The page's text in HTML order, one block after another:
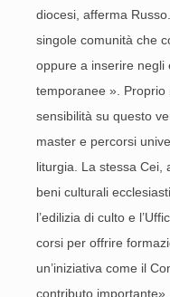
dioce­si, afferma
singole comunità che
oppure a inserire negli
temporanee ». Proprio
sensibi­lità su questo
master e percorsi
liturgia. La stessa Cei,
beni culturali
l’edilizia di culto e
corsi per of­frire
un’iniziativa come il
contributo importante».